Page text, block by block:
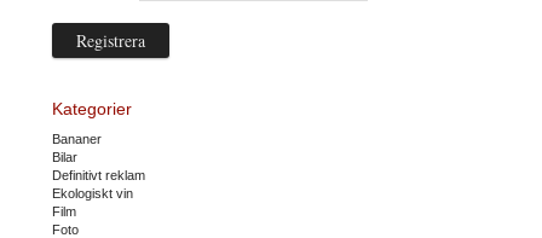
Kategorier
Bananer
Bilar
Definitivt reklam
Ekologiskt vin
Film
Foto